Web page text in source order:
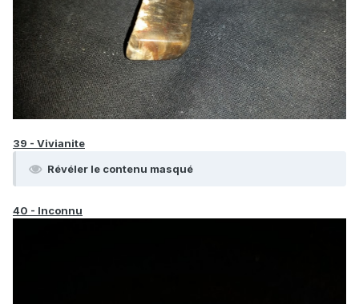
39 - Vivianite
Révéler le contenu masqué
40 - Inconnu